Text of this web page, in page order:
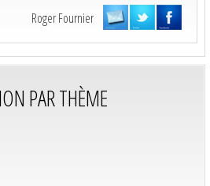
Roger Fournier
PAR THÈME